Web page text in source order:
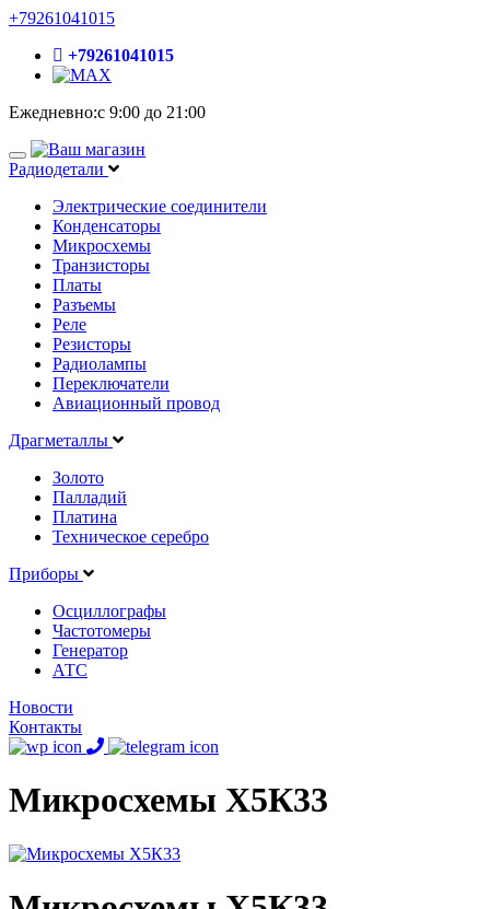
+79261041015
+79261041015
Ежедневно:с 9:00 до 21:00
Радиодетали
Электрические соединители
Конденсаторы
Микросхемы
Транзисторы
Платы
Разъемы
Реле
Резисторы
Радиолампы
Переключатели
Авиационный провод
Драгметаллы
Золото
Палладий
Платина
Техническое серебро
Приборы
Осциллографы
Частотомеры
Генератор
АТС
Новости
Контакты
Микросхемы Х5К33